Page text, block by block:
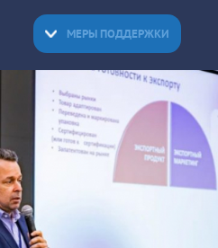
МЕРЫ ПОДДЕРЖКИ